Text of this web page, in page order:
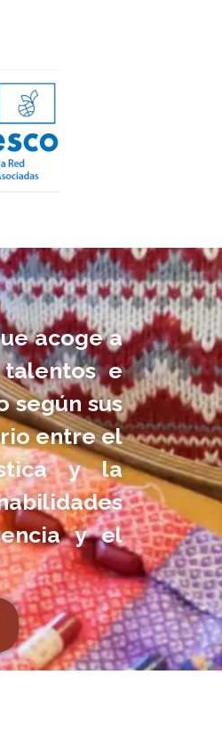
acoge a
talentos e
según sus
entre el
y la
y el